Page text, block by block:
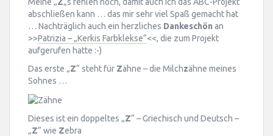
Meine „Z„s fehlen noch, damit auch ich das ABC-Projekt
abschließen kann … das mir sehr viel Spaß gemacht hat
… Nachträglich auch ein herzliches Dankeschön an
>>Patrizia – „Kerkis Farbklekse“<<, die zum Projekt
aufgerufen hatte :-)
Das erste „Z“ steht für Zähne – die Milchzähne meines
Sohnes …
Dieses ist ein doppeltes „Z“ – Griechisch und Deutsch –
„Z“ wie Zebra